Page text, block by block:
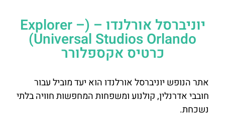
יוניברסל אורלנדו – (Explorer –
Universal Studios Orlando)
כרטיס אקספלורר
אתר הנופש יוניברסל אורלנדו הוא יעד מוביל עבור
חובבי אדרנלין, קולנוע ומשפחות המחפשות חוויה בלתי
נשכחת.